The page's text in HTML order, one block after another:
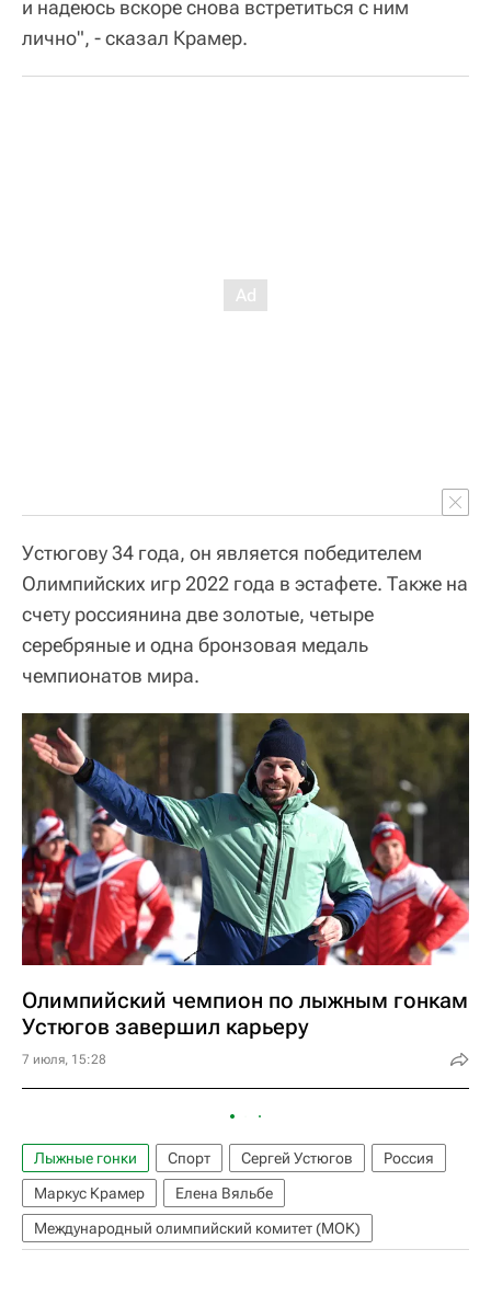
и надеюсь вскоре снова встретиться с ним
лично", - сказал Крамер.
Устюгову 34 года, он является победителем
Олимпийских игр 2022 года в эстафете. Также на
счету россиянина две золотые, четыре
серебряные и одна бронзовая медаль
чемпионатов мира.
Олимпийский чемпион по лыжным гонкам
Устюгов завершил карьеру
7 июля, 15:28
Лыжные гонки Спорт Сергей Устюгов
Россия
Маркус Крамер
Елена Вяльбе
Международный олимпийский комитет (МОК)